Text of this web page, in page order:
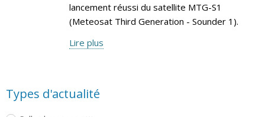
lancement réussi du satellite MTG-S1
(Meteosat Third Generation - Sounder 1).
Lire plus
Types d'actualité